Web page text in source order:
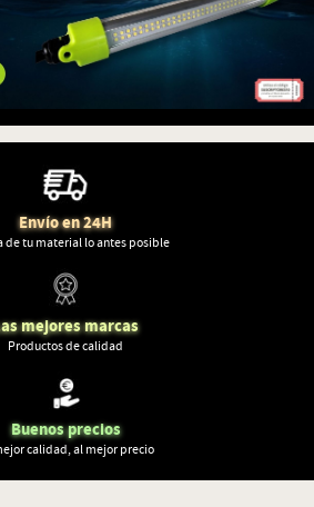
Envío en 24H
de tu material lo antes posible
mejores marcas
Productos de calidad
Buenos precios
calidad, al mejor precio